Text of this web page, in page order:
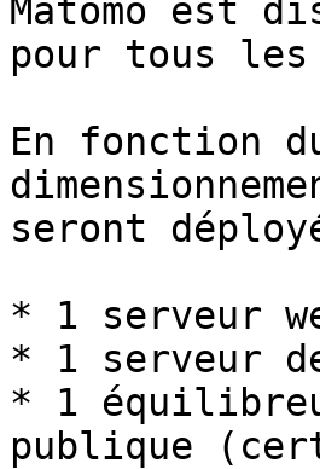
Matomo est
pour tous
En fonction
seront
* 1 serveur
* 1 serveur
* 1
publique